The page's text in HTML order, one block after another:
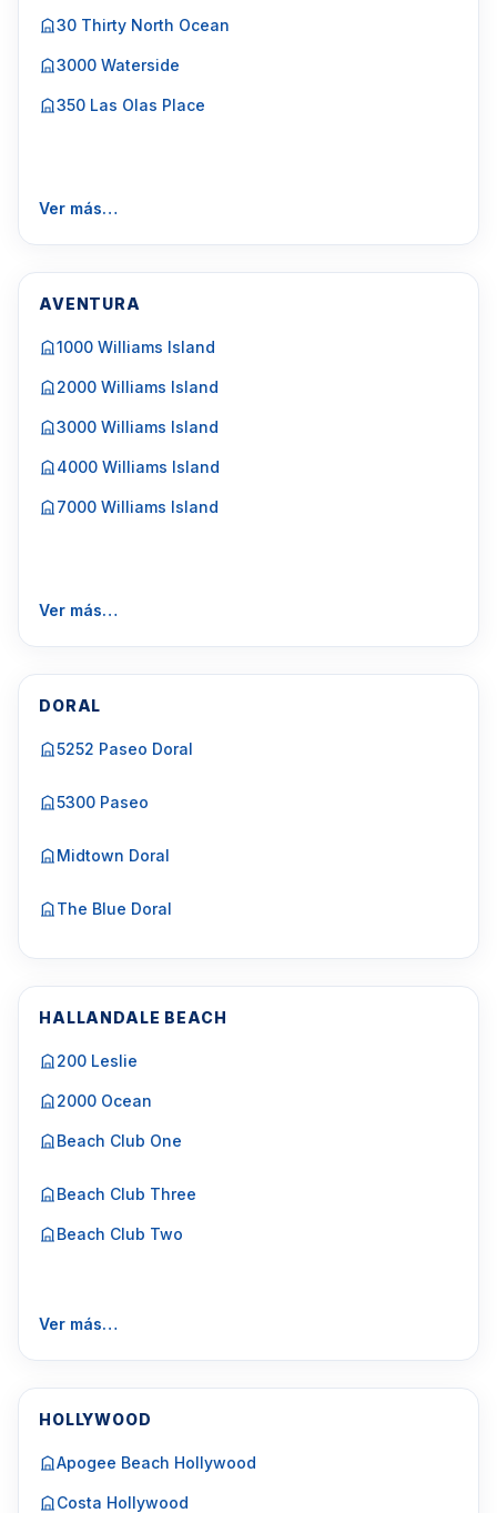
30 Thirty North Ocean
3000 Waterside
350 Las Olas Place
Ver más…
AVENTURA
1000 Williams Island
2000 Williams Island
3000 Williams Island
4000 Williams Island
7000 Williams Island
Ver más…
DORAL
5252 Paseo Doral
5300 Paseo
Midtown Doral
The Blue Doral
HALLANDALE BEACH
200 Leslie
2000 Ocean
Beach Club One
Beach Club Three
Beach Club Two
Ver más…
HOLLYWOOD
Apogee Beach Hollywood
Costa Hollywood